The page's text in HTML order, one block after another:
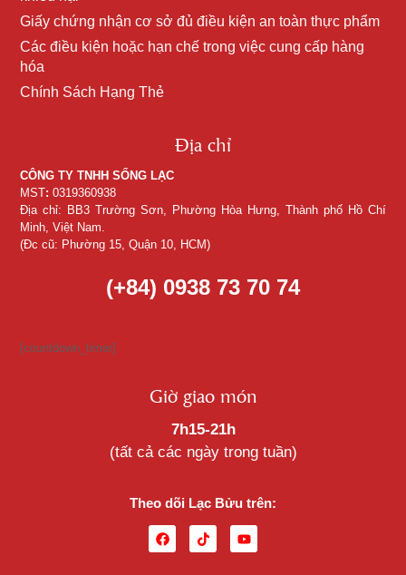
Giấy chứng nhận cơ sở đủ điều kiện an toàn thực phẩm
Các điều kiện hoặc hạn chế trong việc cung cấp hàng
hóa
Chính Sách Hạng Thẻ
Địa chỉ
CÔNG TY TNHH SỐNG LẠC
MST: 0319360938
Địa chỉ: BB3 Trường Sơn, Phường Hòa Hưng, Thành phố Hồ Chí
Minh, Việt Nam.
(Đc cũ: Phường 15, Quận 10, HCM)
(+84) 0938 73 70 74
[countdown_timer]
Giờ giao món
7h15-21h
(tất cả các ngày trong tuần)
Theo dõi Lạc Bửu trên: